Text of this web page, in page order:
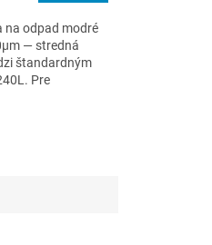
na odpad modré
— stredná
štandardným
Pre